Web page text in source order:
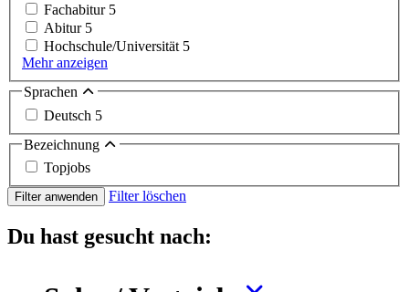
Fachabitur 5
Abitur 5
Hochschule/Universität 5
Mehr anzeigen
Sprachen
Deutsch 5
Bezeichnung
Topjobs
Filter anwenden Filter löschen
Du hast gesucht nach: